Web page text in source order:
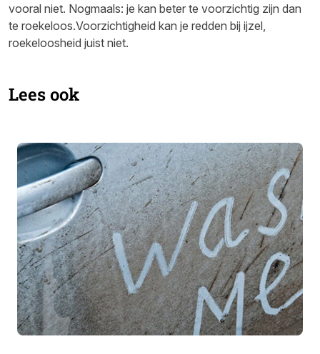
vooral niet. Nogmaals: je kan beter te voorzichtig zijn dan
te roekeloos.Voorzichtigheid kan je redden bij ijzel,
roekeloosheid juist niet.
Lees ook